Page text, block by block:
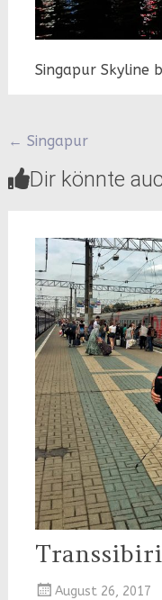
Singapur Skyline
← Singapur
Dir könnte
August 26, 2017